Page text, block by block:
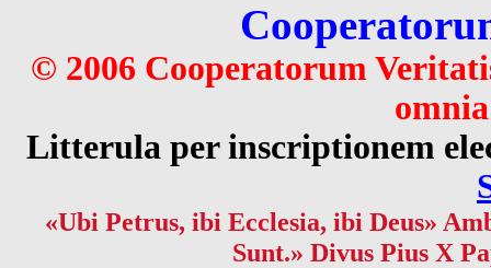
© 2006 Cooperatorum
Litterula per inscriptionem
«Ubi Petrus, ibi Ecclesia, ibi Deus»
Sunt.» Divus Pius X